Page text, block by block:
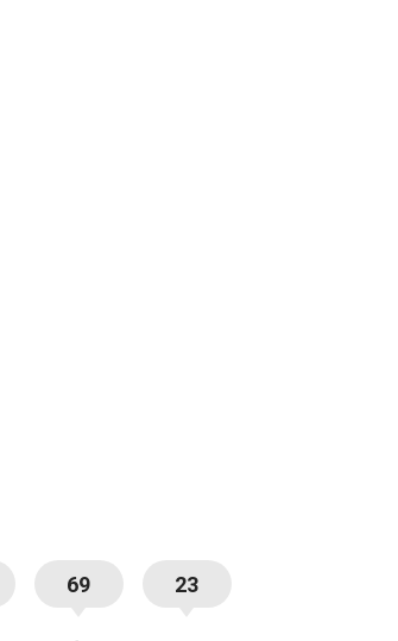
69 23